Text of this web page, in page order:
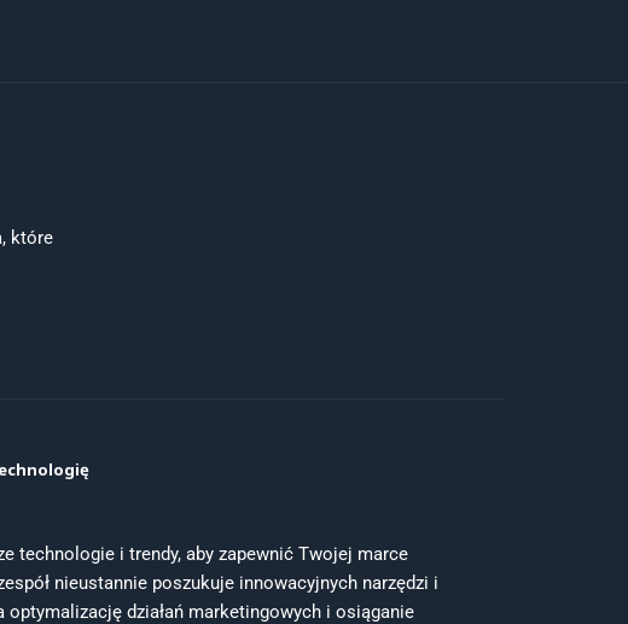
które
technologie i trendy, aby zapewnić Twojej marce
nieustannie poszukuje innowacyjnych narzędzi i
optymalizację działań marketingowych i osiąganie